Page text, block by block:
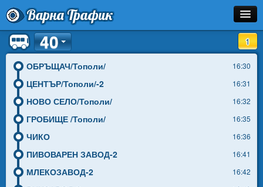
Варна Трафик
Спирка
Линия
Разписание
Инфо
1
40
ОБРЪЩАЧ/Тополи/ 16:30
ЦЕНТЪР/Тополи/-2 16:31
НОВО СЕЛО/Тополи/ 16:32
ГРОБИЩЕ /Тополи/ 16:35
ЧИКО 16:36
ПИВОВАРЕН ЗАВОД-2 16:41
МЛЕКОЗАВОД-2 16:42